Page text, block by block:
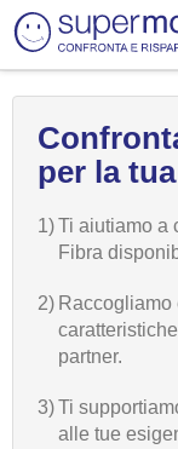
per la
1)Ti aiutiamo a
Fibra
2)
partner.
3)Ti
alle tue